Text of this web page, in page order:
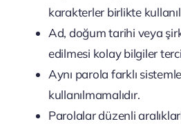
karakterler birlikte
Ad, doğum tarihi veya
edilmesi kolay bilgiler
Aynı parola farklı
kullanılmamalıdır.
Parolalar düzenli